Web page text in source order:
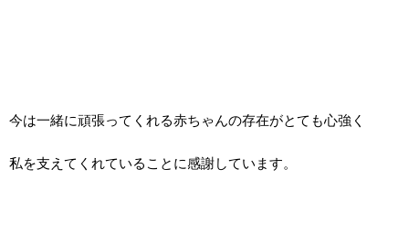
今は一緒に頑張ってくれる赤ちゃんの存在がとても心強く
私を支えてくれていることに感謝しています。